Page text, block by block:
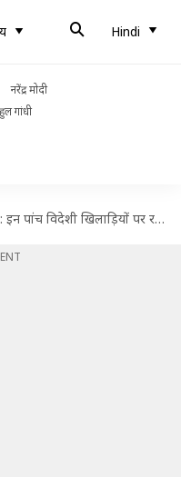
Hindi
नरेंद्र मोदी
गांधी
विदेशी खिलाड़ियों पर रहेंगी सभी की नज़रें